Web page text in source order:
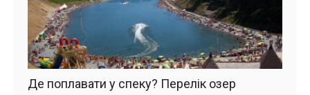
Де поплавати у спеку? Перелік озер